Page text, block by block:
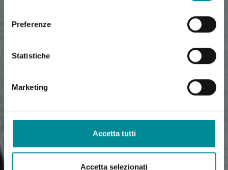
Preferenze
Statistiche
Marketing
Accetta tutti
Accetta selezionati